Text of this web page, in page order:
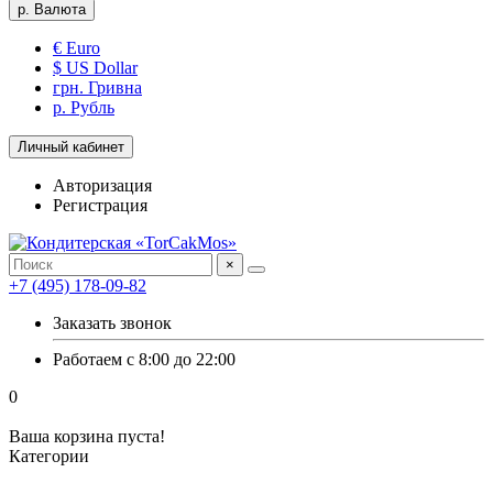
р. Валюта
€ Euro
$ US Dollar
грн. Гривна
р. Рубль
Личный кабинет
Авторизация
Регистрация
×
+7 (495) 178-09-82
Заказать звонок
Работаем с 8:00 до 22:00
0
Ваша корзина пуста!
Категории